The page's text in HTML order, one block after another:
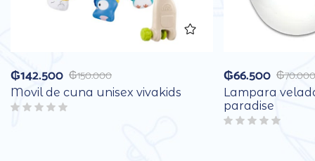
₲150.000
₲142.500
Movil de cuna unisex vivakids
₲70.000
₲66.500
Lampara
paradise